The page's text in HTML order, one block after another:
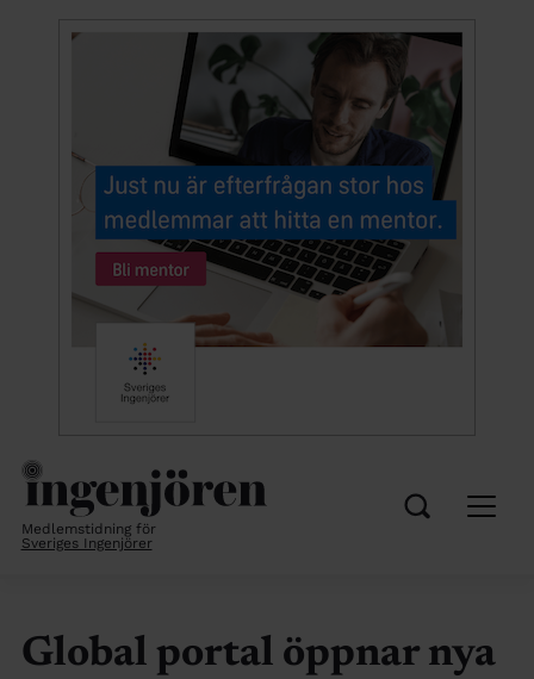
Medlemstidning för
Sveriges Ingenjörer
Global portal öppnar nya